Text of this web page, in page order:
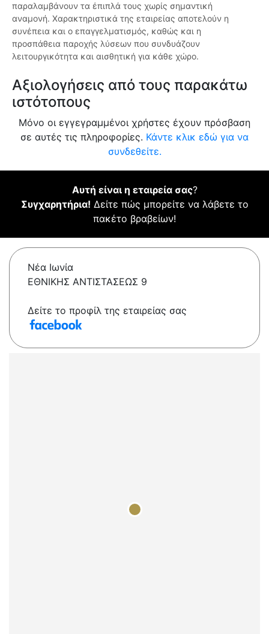
παραλαμβάνουν τα έπιπλά τους χωρίς σημαντική
αναμονή. Χαρακτηριστικά της εταιρείας αποτελούν η
συνέπεια και ο επαγγελματισμός, καθώς και η
προσπάθεια παροχής λύσεων που συνδυάζουν
λειτουργικότητα και αισθητική για κάθε χώρο.
Αξιολογήσεις από τους παρακάτω
ιστότοπους
Μόνο οι εγγεγραμμένοι χρήστες έχουν πρόσβαση
σε αυτές τις πληροφορίες. Κάντε κλικ εδώ για να
συνδεθείτε.
Αυτή είναι η εταιρεία σας?
Συγχαρητήρια! Δείτε πώς μπορείτε να λάβετε το
πακέτο βραβείων!
Νέα Ιωνία
ΕΘΝΙΚΗΣ ΑΝΤΙΣΤΑΣΕΩΣ 9
Δείτε το προφίλ της εταιρείας σας